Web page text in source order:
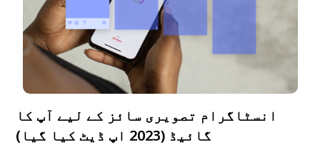
انسٹاگرام تصویری سائز کے لیے آپ کا
گائیڈ (2023 اپ ڈیٹ کیا گیا)